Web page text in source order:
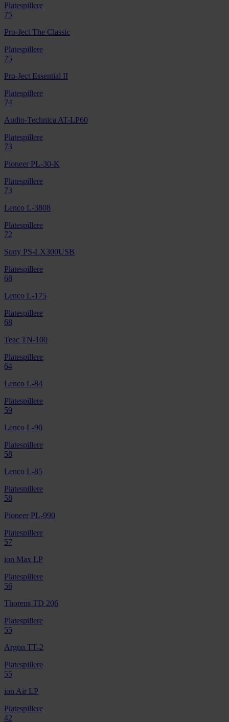
Platespillere
75
Pro-Ject The Classic
Platespillere
75
Pro-Ject Essential II
Platespillere
74
Audio-Technica AT-LP60
Platespillere
73
Pioneer PL-30-K
Platespillere
73
Lenco L-3808
Platespillere
72
Sony PS-LX300USB
Platespillere
68
Lenco L-175
Platespillere
68
Teac TN-100
Platespillere
64
Lenco L-84
Platespillere
59
Lenco L-90
Platespillere
58
Lenco L-85
Platespillere
58
Pioneer PL-990
Platespillere
57
ion Max LP
Platespillere
56
Thorens TD 206
Platespillere
55
Argon TT-2
Platespillere
55
ion Air LP
Platespillere
42